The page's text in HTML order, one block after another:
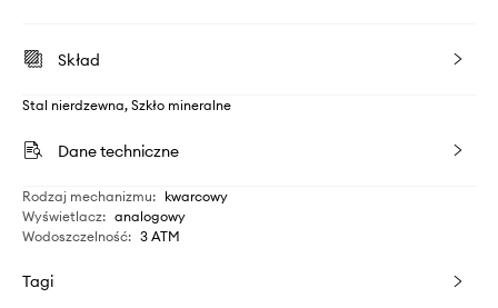
Skład
Stal nierdzewna, Szkło mineralne
Dane techniczne
Rodzaj mechanizmu: kwarcowy
Wyświetlacz: analogowy
Wodoszczelność: 3 ATM
Tagi